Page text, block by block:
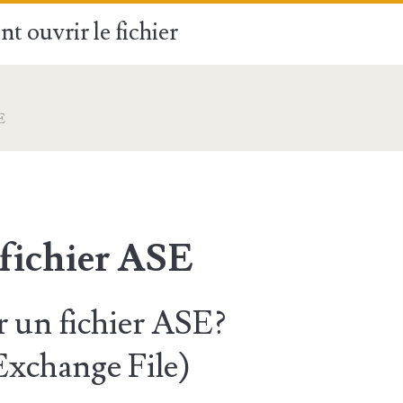
ouvrir le fichier
ASE
fichier ASE?
File)